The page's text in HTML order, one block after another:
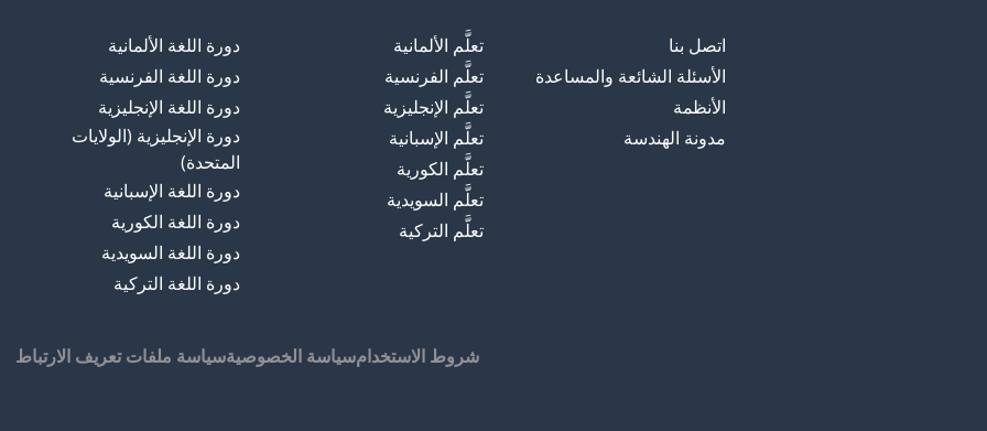
اتصل بنا
الأسئلة الشائعة والمساعدة
الأنظمة
مدونة الهندسة
تعلَّم الألمانية
تعلَّم الفرنسية
تعلَّم الإنجليزية
تعلَّم الإسبانية
تعلَّم الكورية
تعلَّم السويدية
تعلَّم التركية
دورة اللغة الألمانية
دورة اللغة الفرنسية
دورة اللغة الإنجليزية
دورة الإنجليزية (الولايات
المتحدة)
دورة اللغة الإسبانية
دورة اللغة الكورية
دورة اللغة السويدية
دورة اللغة التركية
شروط الاستخدامسياسة الخصوصيةسياسة ملفات تعريف الارتباط